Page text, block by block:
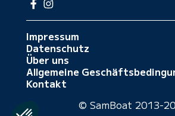
Impressum
Datenschutz
Über uns
Allgemeine
Kontakt
© SamBoat 2013-